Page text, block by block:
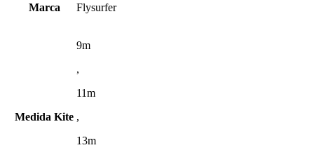
Marca Flysurfer
Medida Kite
9m
,
11m
,
13m